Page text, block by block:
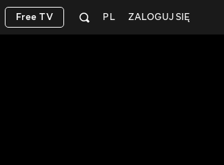
ZALOGUJ SIĘ
PL
Free TV